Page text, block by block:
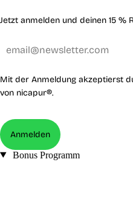
Jetzt anmelden und deinen 15 %
Mit der Anmeldung akzeptierst
von nicapur®.
Anmelden
Bonus Programm